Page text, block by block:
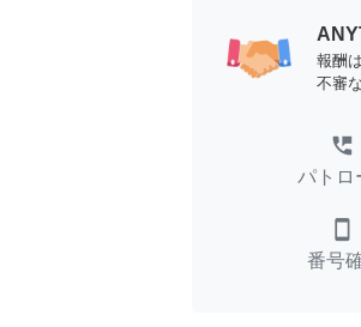
報酬
不審
perm_phone_msg
パトロ
smartphone
番号